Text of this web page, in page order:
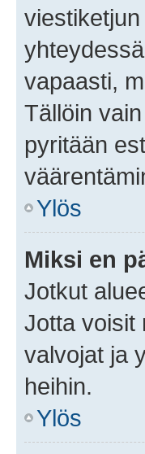
vapaasti,
Tällöin
pyritään
Ylös
Miksi en
Jotkut
Jotta voisit
valvojat ja
heihin.
Ylös